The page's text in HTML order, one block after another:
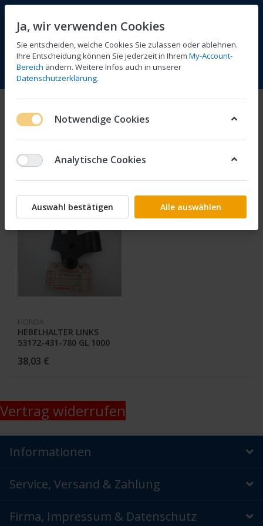
Menü Anmelden Vergleichen Wunschliste
Lenker und Anbauteile
Filtern Sortieren
HONDA
HEBELHALTER LINKS
53172-431-780 GL 1000
38,03 €
Vertrag widerrufen
Informationen
Service, Versand & Zahlung
Firma, Impressum & Datenschutz
Ja, wir verwenden Cookies
Sie entscheiden, welche Cookies Sie zulassen oder ablehnen.
Ihre Entscheidung können Sie jederzeit in Ihrem My-Account-
Bereich ändern. Weitere Infos auch in unserer
Datenschutzerklärung.
Notwendige Cookies
Analytische Cookies
Auswahl bestätigen Alle auswählen